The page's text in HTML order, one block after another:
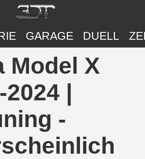
GARAGE DUELL
Model X
2024 |
-